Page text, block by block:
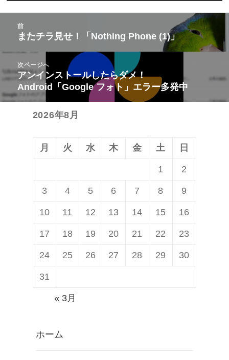
ゲ
ー
前
前
の
投
稿:
またチラ見せ！「Nothing Phone (1)」
次ページへ
次
の
投
アンインストールしたらダメ！
Android「Google フォト」エラー多発中
2026年8月
月 火 水 木 金 土 日
1 2
3 4 5 6 7 8 9
10 11 12 13 14 15 16
17 18 19 20 21 22 23
24 25 26 27 28 29 30
31
« 3月
ホーム